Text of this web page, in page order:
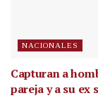
NACIONALES
Capturan a
pareja y a su ex